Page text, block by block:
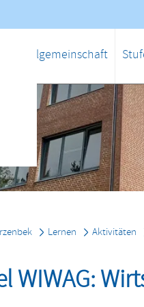
Schulgemeinschaft
Lernen Aktivitäten
WIWAG: